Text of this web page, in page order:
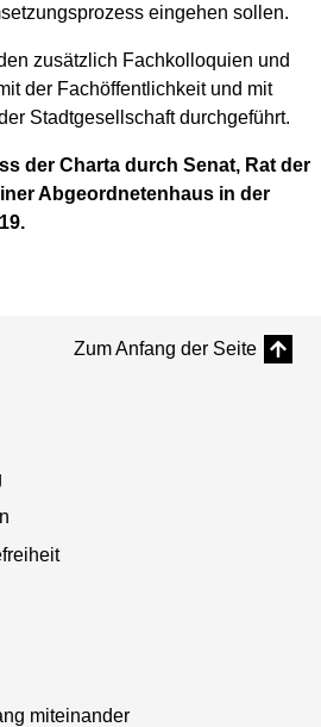
eingehen sollen.
zusätzlich Fachkolloquien und
der Fachöffentlichkeit und mit
Stadtgesellschaft durchgeführt.
der Charta durch Senat, Rat der
Abgeordnetenhaus in der
Zum Anfang der Seite
miteinander